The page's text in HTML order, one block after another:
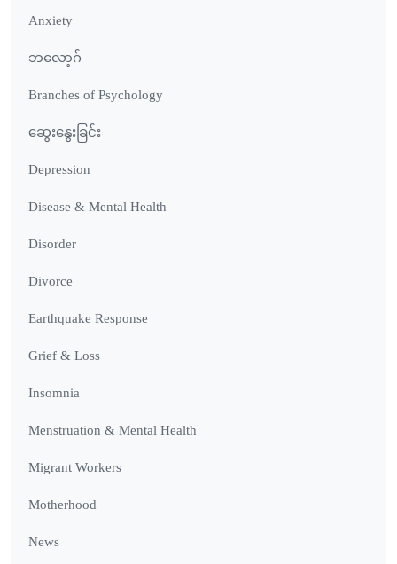
Anxiety
ဘလော့ဂ်
Branches of Psychology
ဆွေးနွေးခြင်း
Depression
Disease & Mental Health
Disorder
Divorce
Earthquake Response
Grief & Loss
Insomnia
Menstruation & Mental Health
Migrant Workers
Motherhood
News